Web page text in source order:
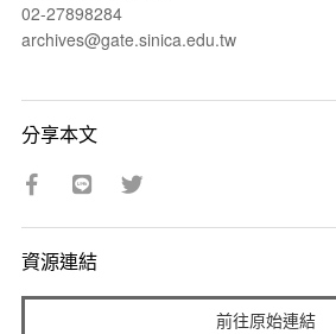
02-27898284
archives@gate.sinica.edu.tw
分享本文
資源連結
前往原始連結